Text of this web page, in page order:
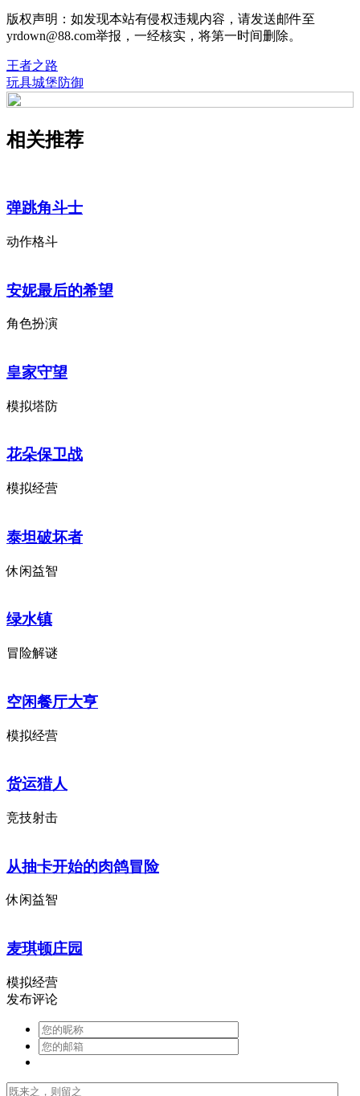
版权声明：如发现本站有侵权违规内容，请发送邮件至
yrdown@88.com举报，一经核实，将第一时间删除。
王者之路
玩具城堡防御
相关推荐
弹跳角斗士
动作格斗
安妮最后的希望
角色扮演
皇家守望
模拟塔防
花朵保卫战
模拟经营
泰坦破坏者
休闲益智
绿水镇
冒险解谜
空闲餐厅大亨
模拟经营
货运猎人
竞技射击
从抽卡开始的肉鸽冒险
休闲益智
麦琪顿庄园
模拟经营
发布评论